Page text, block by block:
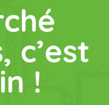
c’est
!